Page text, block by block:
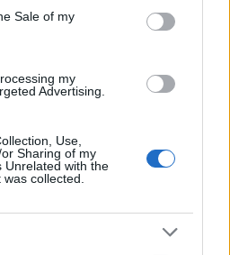
Sale of my
my
Advertising.
Use,
Sharing of my
Unrelated with the
collected.
szombattól másodfokúra